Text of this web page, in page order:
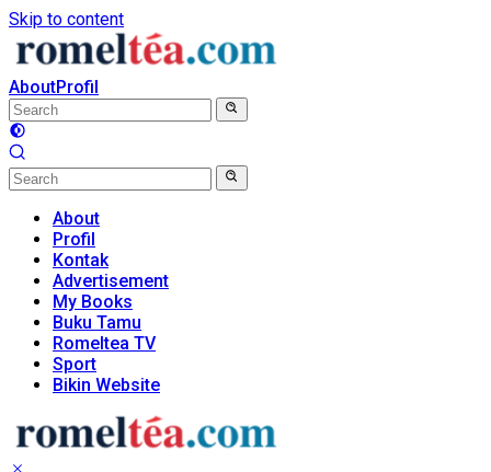
Skip to content
AboutProfil
About
Profil
Kontak
Advertisement
My Books
Buku Tamu
Romeltea TV
Sport
Bikin Website